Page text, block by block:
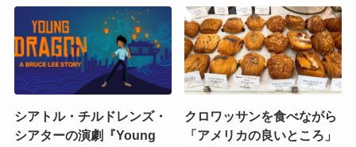
シアトル・チルドレンズ・
シアターの演劇『Young
クロワッサンを食べながら
「アメリカの良いところ」